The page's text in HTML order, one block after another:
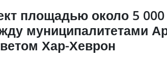
площадью около 5 000
муниципалитетами
Хар-Хеврон